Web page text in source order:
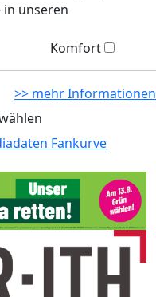
unseren
Komfort
>> mehr Informationen
Fankurve